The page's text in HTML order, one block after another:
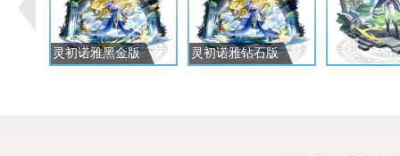
灵初诺雅黑金版 灵初诺雅钻石版